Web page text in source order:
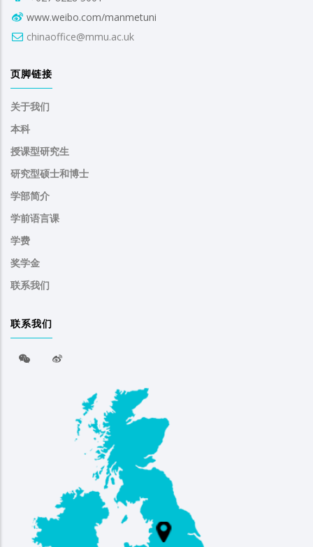
www.weibo.com/manmetuni
chinaoffice@mmu.ac.uk
页脚链接
关于我们
本科
授课型研究生
研究型硕士和博士
学部简介
学前语言课
学费
奖学金
联系我们
联系我们